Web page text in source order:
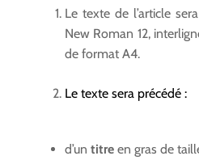
Le texte de l’article
New Roman 12,
de format A4.
Le texte sera précédé :
d’un titre en gras de